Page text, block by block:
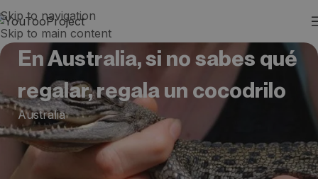
Skip to navigation
Skip to main content
En Australia, si no sabes qué
regalar, regala un cocodrilo
Australia